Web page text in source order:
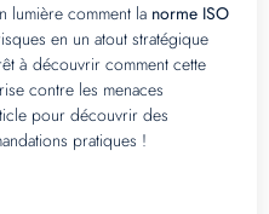
lumière comment la norme ISO
en un atout stratégique
à découvrir comment cette
contre les menaces
pour découvrir des
pratiques !